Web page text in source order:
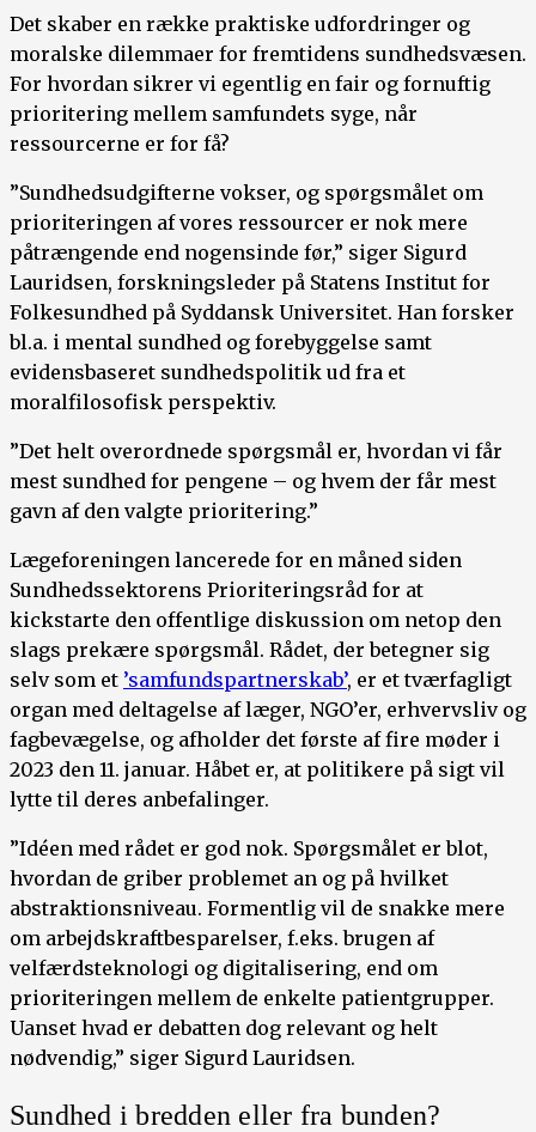
Det skaber en række praktiske udfordringer og
moralske dilemmaer for fremtidens sundhedsvæsen.
For hvordan sikrer vi egentlig en fair og fornuftig
prioritering mellem samfundets syge, når
ressourcerne er for få?
”Sundhedsudgifterne vokser, og spørgsmålet om
prioriteringen af vores ressourcer er nok mere
påtrængende end nogensinde før,” siger Sigurd
Lauridsen, forskningsleder på Statens Institut for
Folkesundhed på Syddansk Universitet. Han forsker
bl.a. i mental sundhed og forebyggelse samt
evidensbaseret sundhedspolitik ud fra et
moralfilosofisk perspektiv.
”Det helt overordnede spørgsmål er, hvordan vi får
mest sundhed for pengene – og hvem der får mest
gavn af den valgte prioritering.”
Lægeforeningen lancerede for en måned siden
Sundhedssektorens Prioriteringsråd for at
kickstarte den offentlige diskussion om netop den
slags prekære spørgsmål. Rådet, der betegner sig
selv som et ’samfundspartnerskab’, er et tværfagligt
organ med deltagelse af læger, NGO’er, erhvervsliv og
fagbevægelse, og afholder det første af fire møder i
2023 den 11. januar. Håbet er, at politikere på sigt vil
lytte til deres anbefalinger.
”Idéen med rådet er god nok. Spørgsmålet er blot,
hvordan de griber problemet an og på hvilket
abstraktionsniveau. Formentlig vil de snakke mere
om arbejdskraftbesparelser, f.eks. brugen af
velfærdsteknologi og digitalisering, end om
prioriteringen mellem de enkelte patientgrupper.
Uanset hvad er debatten dog relevant og helt
nødvendig,” siger Sigurd Lauridsen.
Sundhed i bredden eller fra bunden?